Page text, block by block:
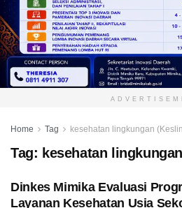
Home Tag kesehatan lingkungan
Tag: kesehatan
Dinkes Mimika Evaluasi
Layanan Kesehatan Usia